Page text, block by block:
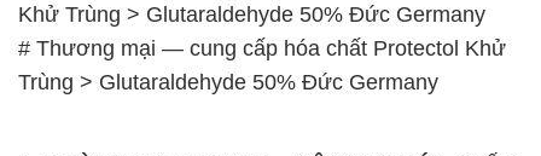
Khử Trùng > Glutaraldehyde 50% Đức Germany
# Thương mại — cung cấp hóa chất Protectol Khử
Trùng > Glutaraldehyde 50% Đức Germany